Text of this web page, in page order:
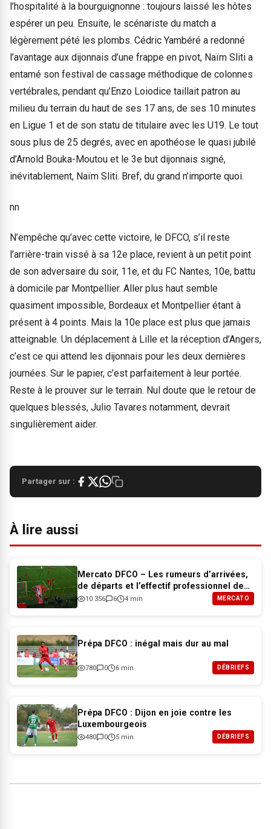
l’hospitalité à la bourguignonne : toujours laissé les hôtes
espérer un peu. Ensuite, le scénariste du match a
légèrement pété les plombs. Cédric Yambéré a redonné
l’avantage aux dijonnais d’une frappe en pivot, Naïm Sliti a
entamé son festival de cassage méthodique de colonnes
vertébrales, pendant qu’Enzo Loiodice taillait patron au
milieu du terrain du haut de ses 17 ans, de ses 10 minutes
en Ligue 1 et de son statu de titulaire avec les U19. Le tout
sous plus de 25 degrés, avec en apothéose le quasi jubilé
d’Arnold Bouka-Moutou et le 3e but dijonnais signé,
inévitablement, Naïm Sliti. Bref, du grand n’importe quoi.
nn
N’empêche qu’avec cette victoire, le DFCO, s’il reste
l’arrière-train vissé à sa 12e place, revient à un petit point
de son adversaire du soir, 11e, et du FC Nantes, 10e, battu
à domicile par Montpellier. Aller plus haut semble
quasiment impossible, Bordeaux et Montpellier étant à
présent à 4 points. Mais la 10e place est plus que jamais
atteignable. Un déplacement à Lille et la réception d’Angers,
c’est ce qui attend les dijonnais pour les deux dernières
journées. Sur le papier, c’est parfaitement à leur portée.
Reste à le prouver sur le terrain. Nul doute que le retour de
quelques blessés, Julio Tavares notamment, devrait
singulièrement aider.
Partager sur :
À lire aussi
Mercato DFCO – Les rumeurs d’arrivées,
de départs et l’effectif professionnel de
Dijon pour 2026-2027
10 356 6 4 min MERCATO
Prépa DFCO : inégal mais dur au mal
780 0 6 min DÉBRIEFS
Prépa DFCO : Dijon en joie contre les
Luxembourgeois
480 0 5 min DÉBRIEFS